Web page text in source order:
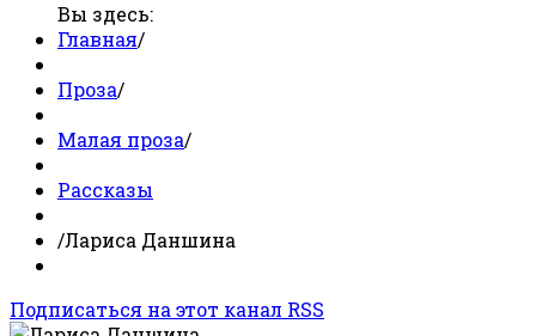
Вы здесь:
Главная/
Проза/
Малая проза/
Рассказы
/Лариса Даншина
Подписаться на этот канал RSS